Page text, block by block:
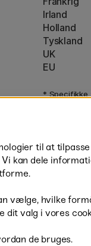
Irland
Holland
Tyskland
UK
EU
* Specifikke
til at tilpasse
kan dele
vælge, hvilke
dit valg i vores
de bruges.